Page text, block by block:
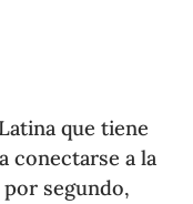
que tiene
conectarse a la
por segundo,